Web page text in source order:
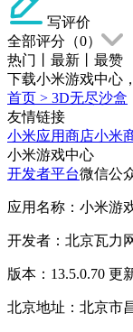
写评价
全部评分（0）
热门
最新
最赞
下载小米游戏中心
首页 > 3D无尽沙盒
友情链接
小米应用商店小米
小米游戏中心
开发者平台微信公
应用名称：小米游
开发者：北京瓦力
版本：13.5.0.70 更
北京地址：北京市